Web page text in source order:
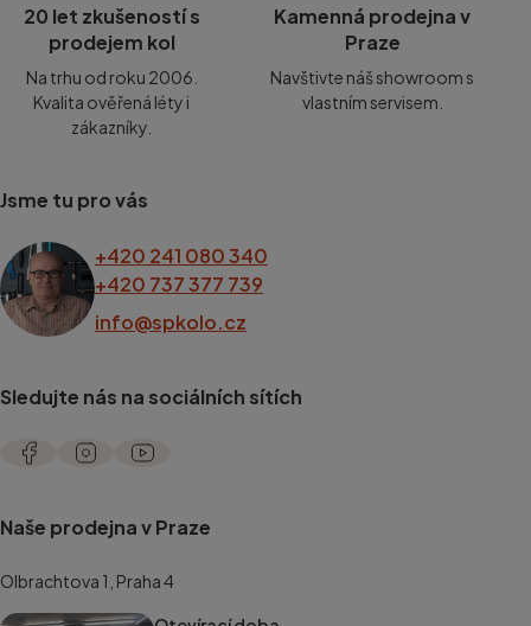
20 let zkušeností s
prodejem kol
Na trhu od roku 2006.
Kvalita ověřená léty i
zákazníky.
Kamenná prodejna v
Praze
Navštivte náš showroom s
vlastním servisem.
Jsme tu pro vás
+420 241 080 340
+420 737 377 739
info@spkolo.cz
Sledujte nás na sociálních sítích
Naše prodejna v Praze
Olbrachtova 1, Praha 4